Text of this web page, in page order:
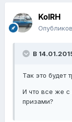
KolRH
В
Так это будет
И что все же с
призами?